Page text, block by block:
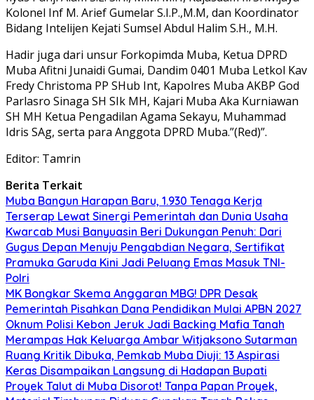
Kolonel Inf M. Arief Gumelar S.I.P.,M.M, dan Koordinator
Bidang Intelijen Kejati Sumsel Abdul Halim S.H., M.H.
Hadir juga dari unsur Forkopimda Muba, Ketua DPRD
Muba Afitni Junaidi Gumai, Dandim 0401 Muba Letkol Kav
Fredy Christoma PP SHub Int, Kapolres Muba AKBP God
Parlasro Sinaga SH SIk MH, Kajari Muba Aka Kurniawan
SH MH Ketua Pengadilan Agama Sekayu, Muhammad
Idris SAg, serta para Anggota DPRD Muba.”(Red)”.
Editor: Tamrin
Berita Terkait
Muba Bangun Harapan Baru, 1.930 Tenaga Kerja
Terserap Lewat Sinergi Pemerintah dan Dunia Usaha
Kwarcab Musi Banyuasin Beri Dukungan Penuh: Dari
Gugus Depan Menuju Pengabdian Negara, Sertifikat
Pramuka Garuda Kini Jadi Peluang Emas Masuk TNI-
Polri
MK Bongkar Skema Anggaran MBG! DPR Desak
Pemerintah Pisahkan Dana Pendidikan Mulai APBN 2027
Oknum Polisi Kebon Jeruk Jadi Backing Mafia Tanah
Merampas Hak Keluarga Ambar Witjaksono Sutarman
Ruang Kritik Dibuka, Pemkab Muba Diuji: 13 Aspirasi
Keras Disampaikan Langsung di Hadapan Bupati
Proyek Talut di Muba Disorot! Tanpa Papan Proyek,